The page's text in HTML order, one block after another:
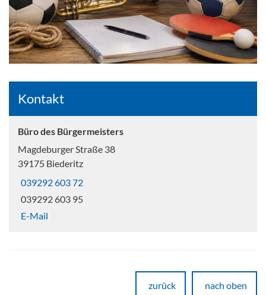
Kontakt
Büro des Bürgermeisters
Magdeburger Straße 38
39175 Biederitz
039292 603 72
039292 603 95
E-Mail
zurück nach oben